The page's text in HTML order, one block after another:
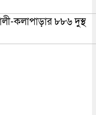
কলাপাড়ার ৮৮৬ দুস্থ